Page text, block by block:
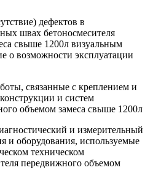
дефектов в
швах бетоносмесителя
свыше 1200л визуальным
о возможности эксплуатации
связанные с креплением и
и систем
объемом замеса свыше 1200л
и измерительный
и оборудования, используемые
техническом
передвижного объемом